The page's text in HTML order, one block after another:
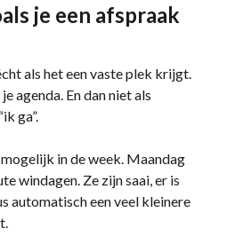
je een afspraak
als het een vaste plek krijgt.
agenda. En dan niet als
ga”.
in de week. Maandag
windagen. Ze zijn saai, er is
automatisch een veel kleinere